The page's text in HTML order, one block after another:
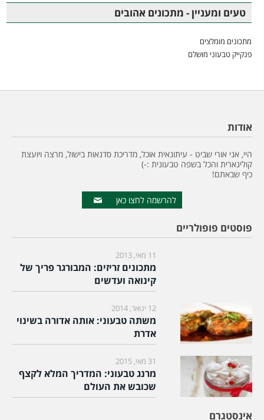
טעים ומעניין - מתכונים אהובים
מתכונים מומלצים
פנקייק טבעוני מושלם
אודות
היי, אני אורי שביט - עיתונאית אוכל, מדריכת סדנאות בישול, מרצה ויועצת
קולינארית והכל בשפה טבעונית :-)
כיף שבאתם!
להרשמה לחצו כאן
פוסטים פופולריים
11 מאי, 2013
מתכונים זריזים: המבורגר פריך של
קינואה ועדשים
12 ינואר, 2014
משתה טבעוני: אותה אדורה בשינוי
אדרת
31 מאי, 2015
מרנג טבעוני: המדריך המלא לקצף
שכובש את העולם
אינסטגרם